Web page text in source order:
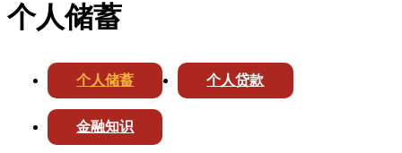
个人储蓄
个人储蓄 个人贷款
金融知识